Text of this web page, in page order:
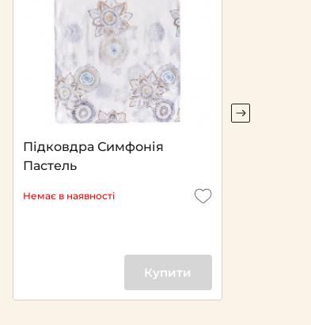
Підковдра Симфонія
Пастель
Немає в наявності
Купити